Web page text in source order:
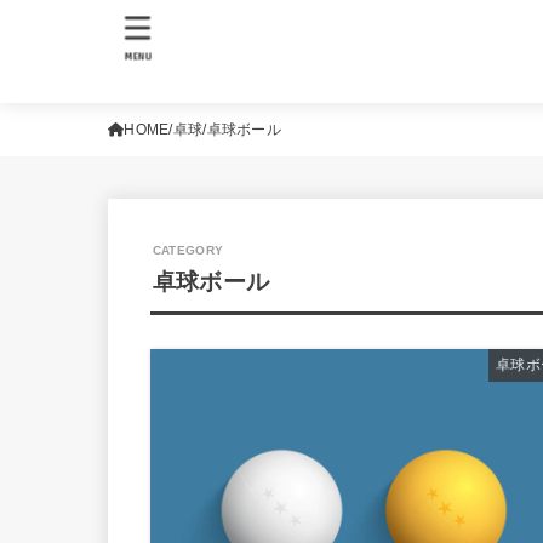
MENU
HOME 卓球 卓球ボール
卓球ボール
卓球